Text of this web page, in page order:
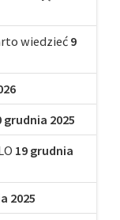
wiedzieć 9
grudnia 2025
19 grudnia
2025